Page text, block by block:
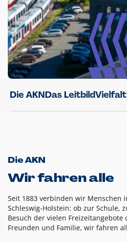
Die AKNDas LeitbildVielfalt
Die AKN
Wir fahren alle
Seit 1883 verbinden wir Menschen
Schleswig-Holstein: ob zur Schule,
Besuch der vielen Freizeitangebote
Freunden und Familie, wir fahren